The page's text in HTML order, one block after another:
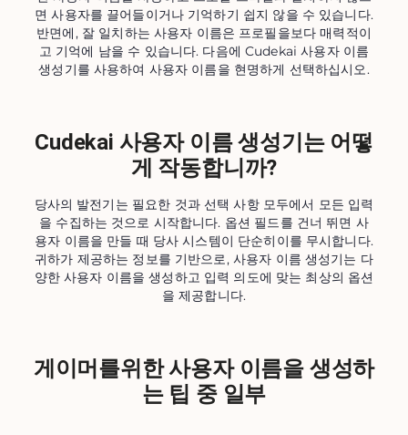
면 사용자를 끌어들이거나 기억하기 쉽지 않을 수 있습니다.
반면에, 잘 일치하는 사용자 이름은 프로필을보다 매력적이
고 기억에 남을 수 있습니다. 다음에 Cudekai 사용자 이름
생성기를 사용하여 사용자 이름을 현명하게 선택하십시오.
Cudekai 사용자 이름 생성기는 어떻
게 작동합니까?
당사의 발전기는 필요한 것과 선택 사항 모두에서 모든 입력
을 수집하는 것으로 시작합니다. 옵션 필드를 건너 뛰면 사
용자 이름을 만들 때 당사 시스템이 단순히이를 무시합니다.
귀하가 제공하는 정보를 기반으로, 사용자 이름 생성기는 다
양한 사용자 이름을 생성하고 입력 의도에 맞는 최상의 옵션
을 제공합니다.
게이머를위한 사용자 이름을 생성하
는 팁 중 일부